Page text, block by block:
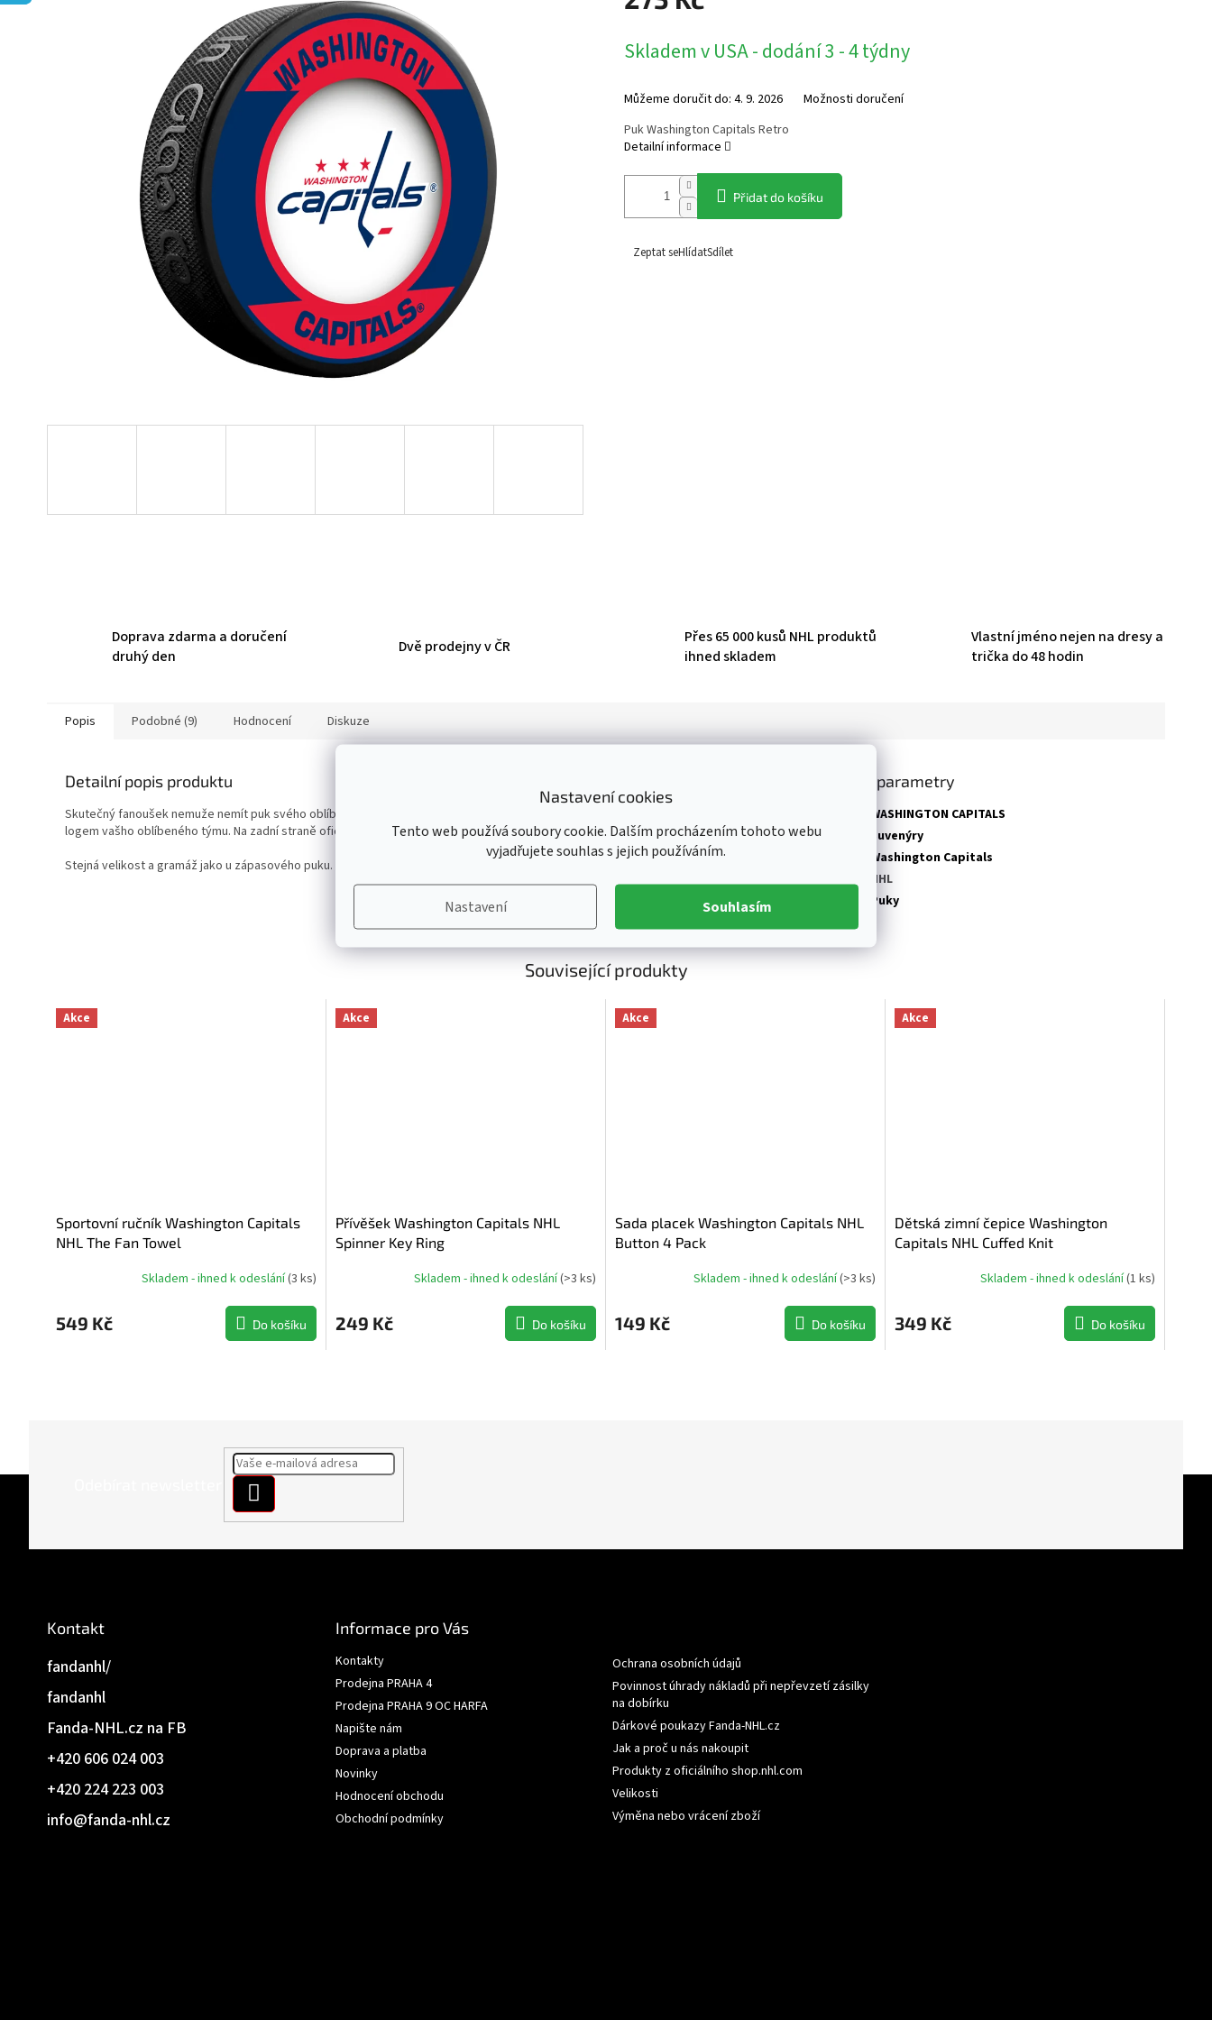
Nastavení cookies
Tento web používá soubory cookie. Dalším procházením tohoto webu
vyjadřujete souhlas s jejich používáním.
Nastavení Souhlasím
cena:
Skladem v USA - dodání 3 - 4 týdny
Můžeme doručit do: 4. 9. 2026 Možnosti doručení
Přidat do košíku
Puk Washington Capitals Retro
Detailní informace
Zeptat seHlídatSdílet
Doprava zdarma a doručení
druhý den
Dvě prodejny v ČR
Přes 65 000 kusů NHL produktů
ihned skladem
Vlastní jméno nejen na dresy a
trička do 48 hodin
Související produkty
Akce
Sportovní ručník Washington Capitals
NHL The Fan Towel
Skladem - ihned k odeslání(3 ks)
549 Kč Do košíku
Akce
Přívěšek Washington Capitals NHL
Spinner Key Ring
Skladem - ihned k odeslání(>3 ks)
249 Kč Do košíku
Akce
Sada placek Washington Capitals NHL
Button 4 Pack
Skladem - ihned k odeslání(>3 ks)
149 Kč Do košíku
Akce
Dětská zimní čepice Washington
Capitals NHL Cuffed Knit
Skladem - ihned k odeslání(1 ks)
349 Kč Do košíku
Popis Podobné (9) Hodnocení Diskuze
Detailní popis produktu
Skutečný fanoušek nemuže nemít puk svého oblíbeného týmu, staňte se majiteli oficiálně licencovaného puku v krásném RETRO stylu s
logem vašho oblíbeného týmu. Na zadní straně oficiální logo NHL ®
Stejná velikost a gramáž jako u zápasového puku.
Doplňkové parametry
WASHINGTON CAPITALS
Kategorie
Suvenýry
Washington Capitals
Liga:
NHL
Puky
Kontakt
info@fanda-nhl.cz
+420 224 223 003
+420 606 024 003
Fanda-NHL.cz na FB
fandanhl
fandanhl/
Informace pro Vás
Kontakty
Prodejna PRAHA 4
Prodejna PRAHA 9 OC HARFA
Napište nám
Doprava a platba
Novinky
Hodnocení obchodu
Obchodní podmínky
Ochrana osobních údajů
Povinnost úhrady nákladů při nepřevzetí zásilky
na dobírku
Dárkové poukazy Fanda-NHL.cz
Jak a proč u nás nakoupit
Produkty z oficiálního shop.nhl.com
Velikosti
Výměna nebo vrácení zboží
SE